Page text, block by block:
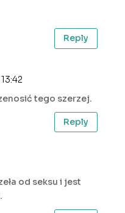
Reply
tego szerzej.
Reply
od seksu i jest